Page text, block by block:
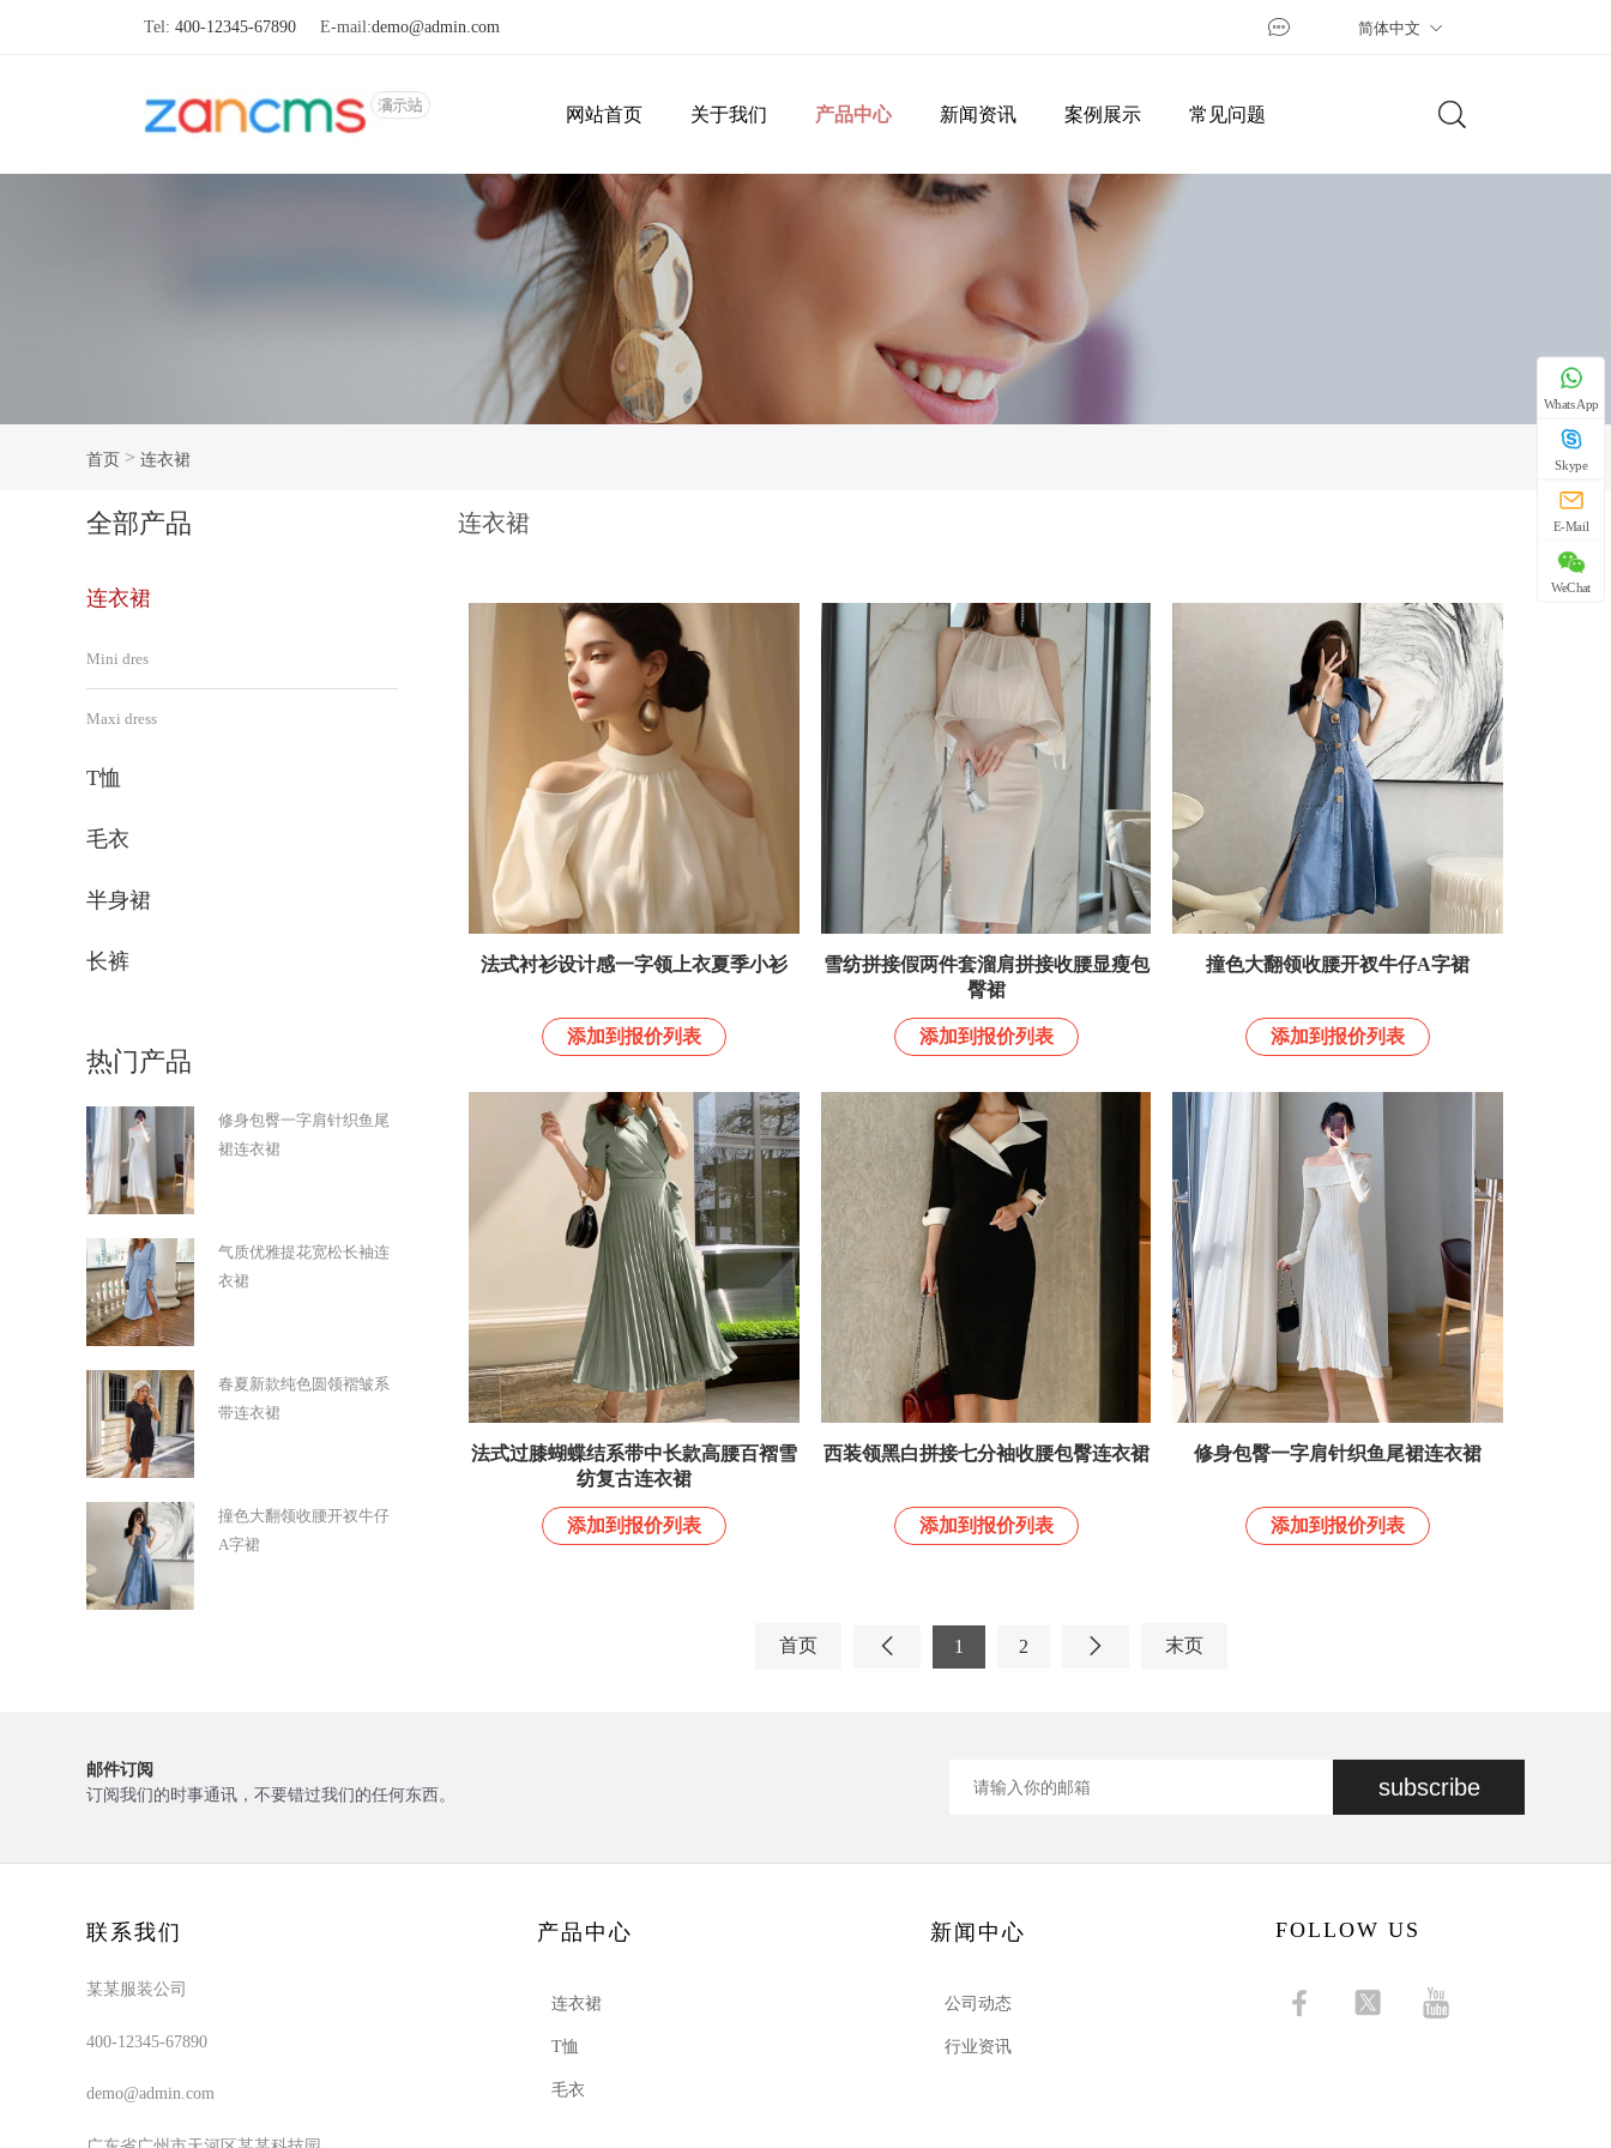
Tel: 400-12345-67890 E-mail:demo@admin.com 简体中文
网站首页 关于我们 产品中心 新闻资讯 案例展示 常见问题
首页 > 连衣裙
全部产品
连衣裙
Mini dres
Maxi dress
T恤
毛衣
半身裙
长裤
热门产品
修身包臀一字肩针织鱼尾
裙连衣裙
气质优雅提花宽松长袖连
衣裙
春夏新款纯色圆领褶皱系
带连衣裙
撞色大翻领收腰开衩牛仔
A字裙
连衣裙
法式衬衫设计感一字领上衣夏季小衫
添加到报价列表
雪纺拼接假两件套溜肩拼接收腰显瘦包
臀裙
添加到报价列表
撞色大翻领收腰开衩牛仔A字裙
添加到报价列表
法式过膝蝴蝶结系带中长款高腰百褶雪
纺复古连衣裙
添加到报价列表
西装领黑白拼接七分袖收腰包臀连衣裙
添加到报价列表
修身包臀一字肩针织鱼尾裙连衣裙
添加到报价列表
首页 1 2 末页
邮件订阅
订阅我们的时事通讯，不要错过我们的任何东西。
subscribe
联系我们
某某服装公司
400-12345-67890
demo@admin.com
产品中心
连衣裙
T恤
毛衣
新闻中心
公司动态
行业资讯
FOLLOW US
WhatsApp
Skype
E-Mail
WeChat